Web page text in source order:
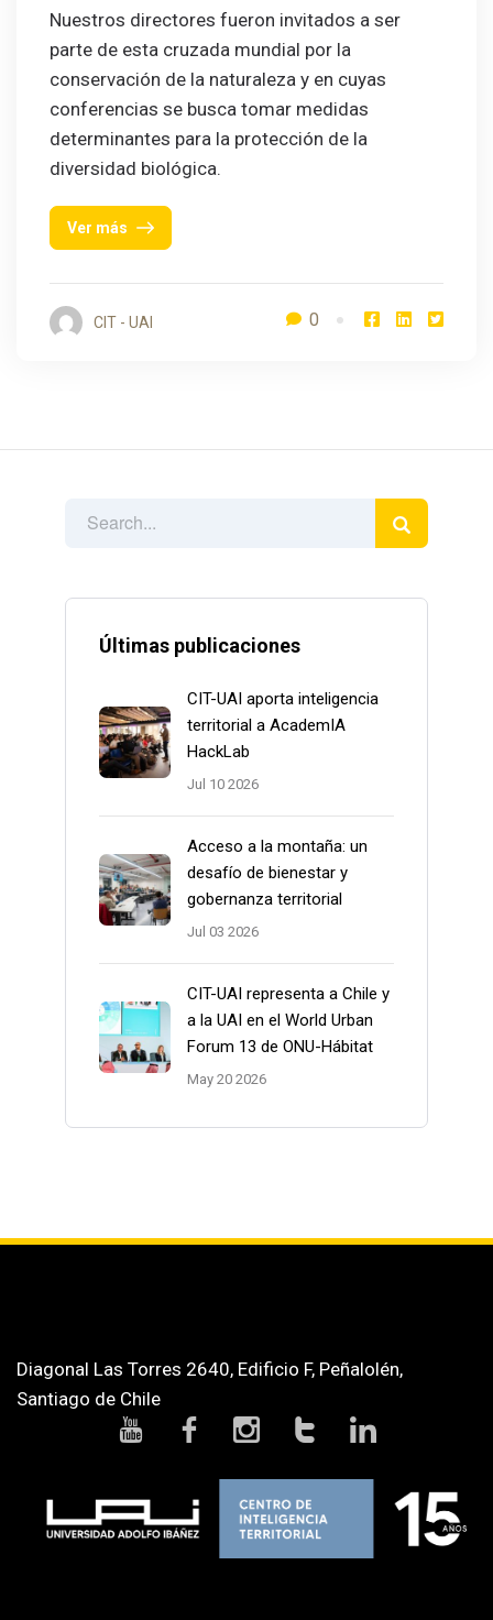
Últimas publicaciones
CIT-UAI aporta inteligencia
territorial a AcademIA
HackLab
Jul 10 2026
Acceso a la montaña: un
desafío de bienestar y
gobernanza territorial
Jul 03 2026
CIT-UAI representa a Chile y
a la UAI en el World Urban
Forum 13 de ONU-Hábitat
May 20 2026
Nuestros directores fueron invitados a ser
parte de esta cruzada mundial por la
conservación de la naturaleza y en cuyas
conferencias se busca tomar medidas
determinantes para la protección de la
diversidad biológica.
Ver más
CIT - UAI 0
Diagonal Las Torres 2640, Edificio F, Peñalolén,
Santiago de Chile